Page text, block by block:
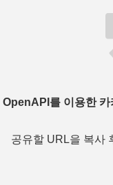
OpenAPI를 이용한
공유할 URL을 복사